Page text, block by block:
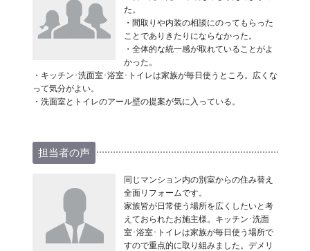
た。
・間取りや内装の相談にのってもらった
ことでありきたりにならなかった。
・全体的な統一感が取れていることがよ
かった。
・キッチン･洗面室･浴室･トイレは家族が毎日使うところ。広くな
って気分がよい。
・洗面室とトイレのアール壁の提案が気に入っている。
担当者の声
同じマンション内の別室からの住み替え
全面リフォームです。
家族皆が日常使う場所を広くしたいと考
えておられたお施主様。キッチン･洗面
室･浴室･トイレは家族が毎日使う場所で
すので重点的に取り組みました。デメリ